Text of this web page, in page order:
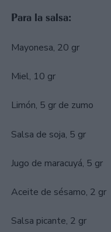
Para la salsa:
Mayonesa, 20 gr
Miel, 10 gr
Limón, 5 gr de zumo
Salsa de soja, 5 gr
Jugo de maracuyá, 5 gr
Aceite de sésamo, 2 gr
Salsa picante, 2 gr